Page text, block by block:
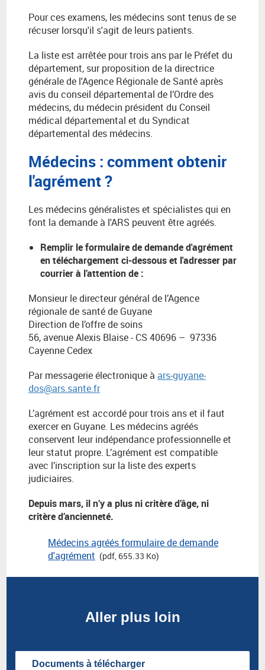
Pour ces examens, les médecins sont tenus de se
récuser lorsqu'il s'agit de leurs patients.
La liste est arrêtée pour trois ans par le Préfet du
département, sur proposition de la directrice
générale de l'Agence Régionale de Santéaprès
avis du conseil départemental de l’Ordre des
médecins, du médecin président du Conseil
médical départemental et du Syndicat
départemental des médecins.
Médecins : comment obtenir
l'agrément ?
Les médecins généralistes et spécialistes qui en
font la demande à l'ARS peuvent être agréés.
Remplir le formulaire de demande d'agrément
en téléchargement ci-dessous et l'adresser par
courrier à l’attention de :
Monsieur le directeur général de l’Agence
régionale de santé de Guyane
Direction de l’offre de soins
56, avenue Alexis Blaise - CS 40696 – 97336
Cayenne Cedex
Par messagerie électronique à ars-guyane-
dos@ars.sante.fr
L’agrément est accordé pour trois ans et il faut
exercer en Guyane. Les médecins agréés
conservent leur indépendance professionnelle et
leur statut propre. L’agrément est compatible
avec l’inscription sur la liste des experts
judiciaires.
Depuis mars, il n’y a plus ni critère d’âge, ni
critère d’ancienneté.
Médecins agréés formulaire de demande
d'agrément (pdf, 655.33 Ko)
Aller plus loin
Documents à télécharger